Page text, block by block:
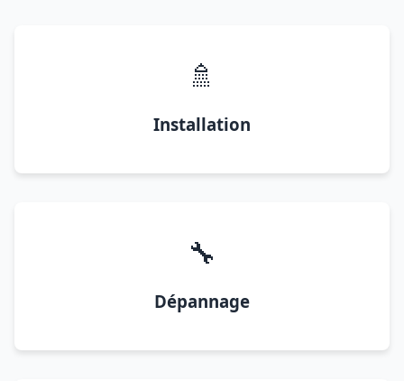
🚿
Installation
🔧
Dépannage